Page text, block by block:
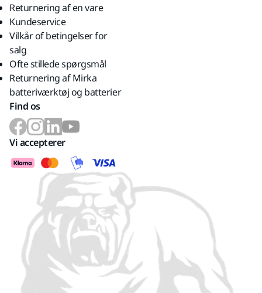
Returnering af en vare
Kundeservice
Vilkår of betingelser for
salg
Ofte stillede spørgsmål
Returnering af Mirka
batteriværktøj og batterier
Find os
Vi accepterer